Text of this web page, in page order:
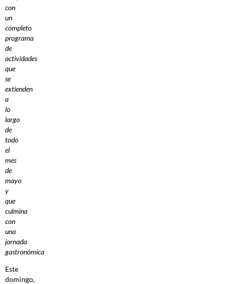
con
un
completo
programa
de
actividades
que
se
extienden
a
lo
largo
de
todo
el
mes
de
mayo
y
que
culmina
con
una
jornada
gastronómica
Este
domingo,